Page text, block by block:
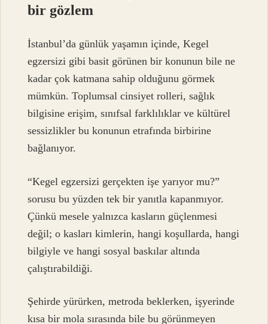
bir gözlem
İstanbul’da günlük yaşamın içinde, Kegel
egzersizi gibi basit görünen bir konunun bile ne
kadar çok katmana sahip olduğunu görmek
mümkün. Toplumsal cinsiyet rolleri, sağlık
bilgisine erişim, sınıfsal farklılıklar ve kültürel
sessizlikler bu konunun etrafında birbirine
bağlanıyor.
“Kegel egzersizi gerçekten işe yarıyor mu?”
sorusu bu yüzden tek bir yanıtla kapanmıyor.
Çünkü mesele yalnızca kasların güçlenmesi
değil; o kasları kimlerin, hangi koşullarda, hangi
bilgiyle ve hangi sosyal baskılar altında
çalıştırabildiği.
Şehirde yürürken, metroda beklerken, işyerinde
kısa bir mola sırasında bile bu görünmeyen